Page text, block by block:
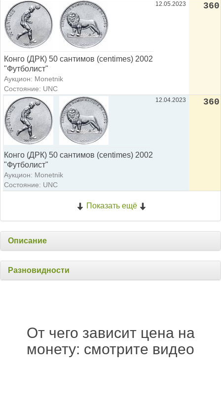
Конго (ДРК) 50 сантимов (centimes) 2002
"Футболист"
Аукцион: Monetnik
Состояние: UNC
12.05.2023 360
Конго (ДРК) 50 сантимов (centimes) 2002
"Футболист"
Аукцион: Monetnik
Состояние: UNC
12.04.2023 360
Показать ещё
Описание
Разновидности
От чего зависит цена на
монету: смотрите видео